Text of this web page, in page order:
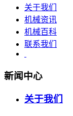
关于我们
机械资讯
机械百科
联系我们
新闻中心
关于我们